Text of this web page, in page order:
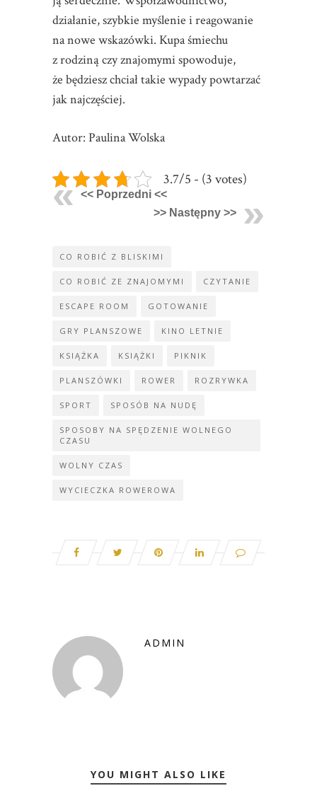
działanie, szybkie myślenie i reagowanie
na nowe wskazówki. Kupa śmiechu
z rodziną czy znajomymi spowoduje,
że będziesz chciał takie wypady powtarzać
jak najczęściej.
Autor: Paulina Wolska
3.7/5 - (3 votes)
<< Poprzedni <<
>> Następny >>
CO ROBIĆ Z BLISKIMI
CO ROBIĆ ZE ZNAJOMYMI CZYTANIE
ESCAPE ROOM GOTOWANIE
GRY PLANSZOWE KINO LETNIE
KSIĄŻKA KSIĄŻKI PIKNIK
PLANSZÓWKI ROWER ROZRYWKA
SPORT SPOSÓB NA NUDĘ
SPOSOBY NA SPĘDZENIE WOLNEGO
CZASU
WOLNY CZAS
WYCIECZKA ROWEROWA
ADMIN
YOU MIGHT ALSO LIKE